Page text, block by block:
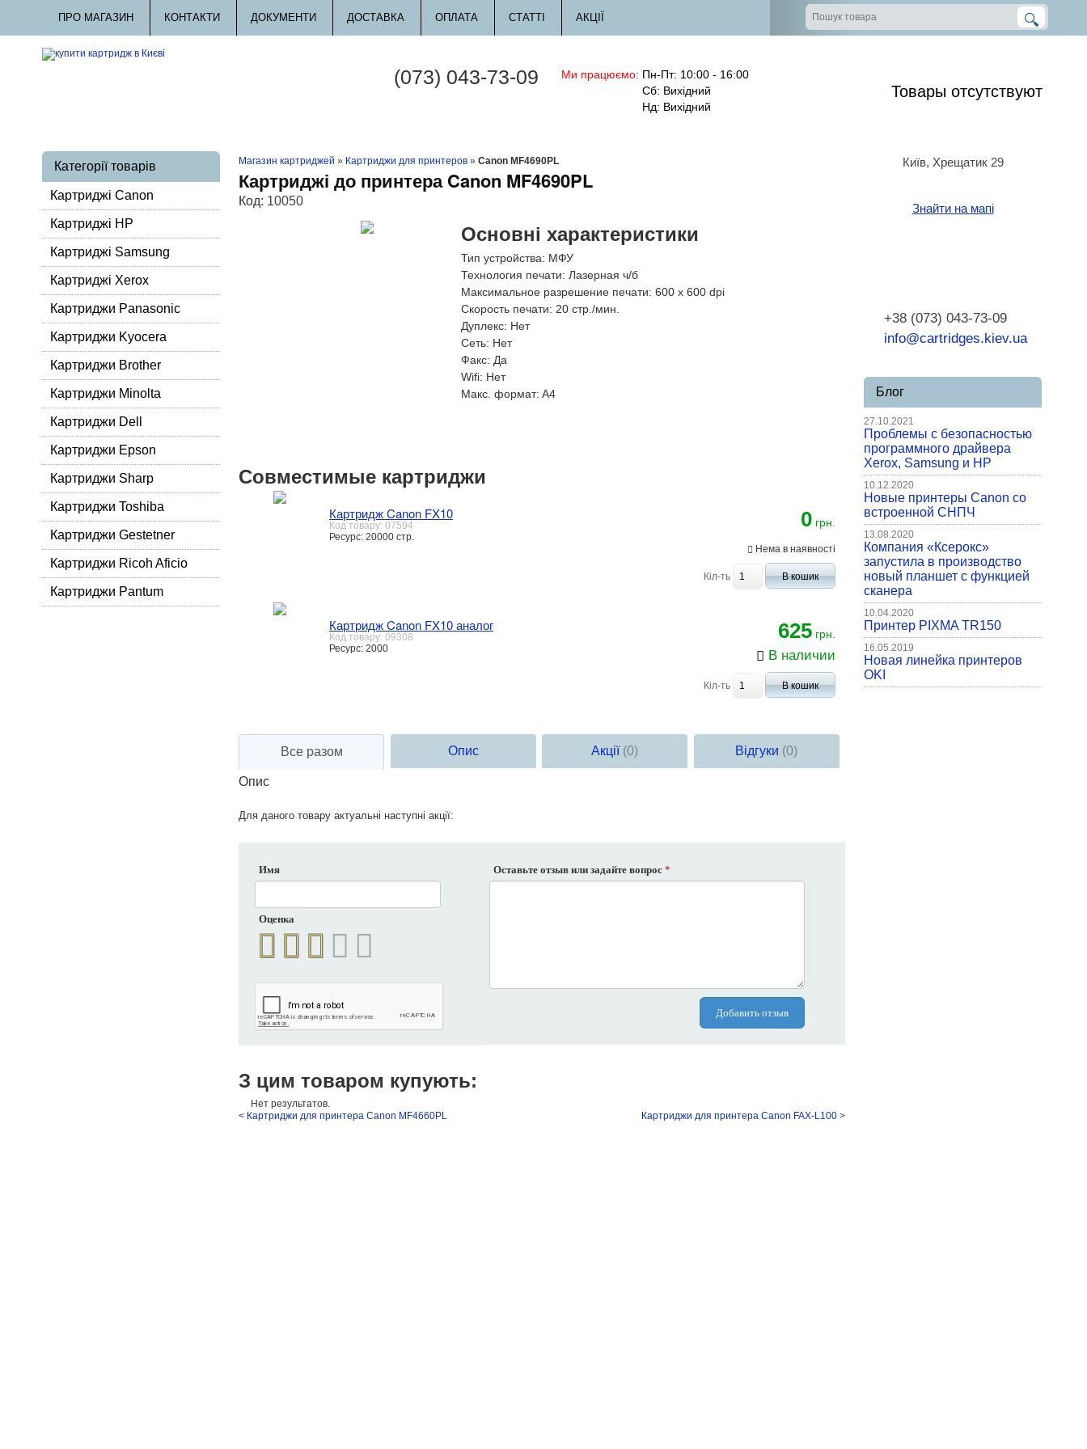
ПРО МАГАЗИН КОНТАКТИ ДОКУМЕНТИ ДОСТАВКА ОПЛАТА СТАТТІ АКЦІЇ
(073) 043-73-09 Ми працюємо: Пн-Пт: 10:00 - 16:00
Сб: Вихідний
Нд: Вихідний
Товары отсутствуют
Категорії товарів
Картриджі Canon
Картриджі HP
Картриджі Samsung
Картриджі Xerox
Картриджи Panasonic
Картриджи Kyocera
Картриджи Brother
Картриджи Minolta
Картриджи Dell
Картриджи Epson
Картриджи Sharp
Картриджи Toshiba
Картриджи Gestetner
Картриджи Ricoh Aficio
Картриджи Pantum
Магазин картриджей » Картриджи для принтеров » Canon MF4690PL
Картриджі до принтера Canon MF4690PL
Код: 10050
Основні характеристики
Тип устройства: МФУ
Технология печати: Лазерная ч/б
Максимальное разрешение печати: 600 x 600 dpi
Скорость печати: 20 стр./мин.
Дуплекс: Нет
Сеть: Нет
Факс: Да
Wifi: Нет
Макс. формат: A4
Совместимые картриджи
Картридж Canon FX10
Код товару: 07594
Ресурс: 20000 стр.
0 грн.
Нема в наявності
Кіл-ть В кошик
Картридж Canon FX10 аналог
Код товару: 09308
Ресурс: 2000
625 грн.
В наличии
Кіл-ть В кошик
Все разом Опис Акції (0) Відгуки (0)
Опис
Для даного товару актуальні наступні акції:
Имя
Оценка
Оставьте отзыв или задайте вопрос *
Добавить отзыв
З цим товаром купують:
Нет результатов.
< Картриджи для принтера Canon MF4660PL Картриджи для принтера Canon FAX-L100 >
Київ, Хрещатик 29
Знайти на мапі
+38 (073) 043-73-09
info@cartridges.kiev.ua
Блог
27.10.2021
Проблемы с безопасностью
программного драйвера
Xerox, Samsung и HP
10.12.2020
Новые принтеры Canon со
встроенной СНПЧ
13.08.2020
Компания «Ксерокс»
запустила в производство
новый планшет с функцией
сканера
10.04.2020
Принтер PIXMA TR150
16.05.2019
Новая линейка принтеров
OKI